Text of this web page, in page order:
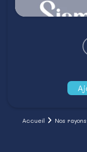
Accueil Nos rayons